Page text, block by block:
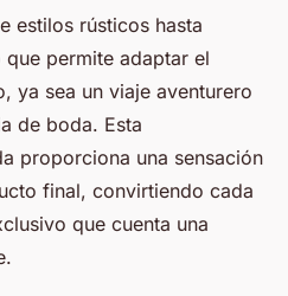
estilos rústicos hasta
permite adaptar el
ya sea un viaje aventurero
de boda. Esta
proporciona una sensación
final, convirtiendo cada
que cuenta una